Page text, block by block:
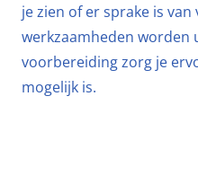
je zien of er sprake is
werkzaamheden worden
voorbereiding zorg je
mogelijk is.